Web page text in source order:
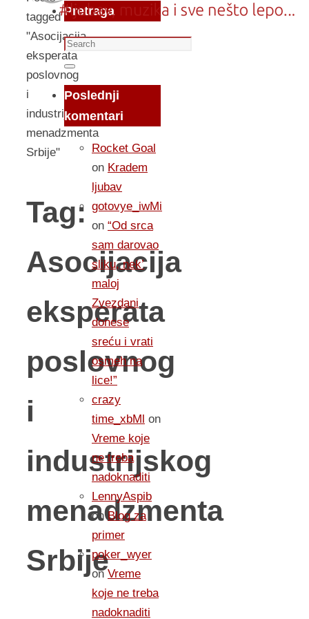
tagged
"Asocijacija
eksperata
poslovnog
i
industrijskog
menadzmenta
Srbije"
Tag:
Asocijacija
eksperata
poslovnog
i
industrijskog
menadzmenta
Srbije
Pretraga
Search
for:
Search
Poslednji
komentari
Rocket Goal
on Kradem
ljubav
gotovye_iwMi
on “Od srca
sam darovao
sliku, nek’
maloj
Zvezdani
donese
sreću i vrati
osmeh na
lice!”
crazy
time_xbMl on
Vreme koje
ne treba
nadoknaditi
LennyAspib
onBlog za
primer
poker_wyer
onVreme
koje ne treba
nadoknaditi